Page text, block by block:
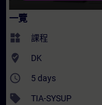
一覽
widgets 課程
where_to_vote DK
access_time 5 days
sell TIA-SYSUP